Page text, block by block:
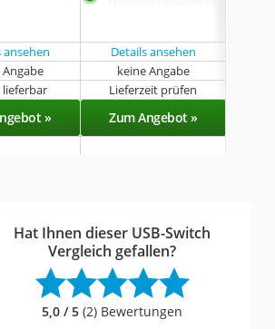
ansehen Details ansehen
keine Angabe
Lieferzeit prüfen
» Zum Angebot »
Hat Ihnen dieser USB-Switch
Vergleich gefallen?
5,0 / 5 (2) Bewertungen